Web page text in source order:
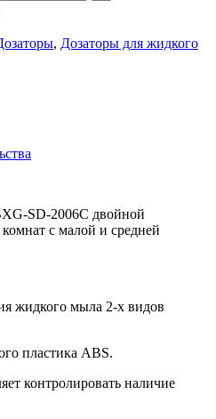
, Дозаторы для жидкого
SD-2006C двойной
с малой и средней
жидкого мыла 2-х видов
пластика АВS.
контролировать наличие